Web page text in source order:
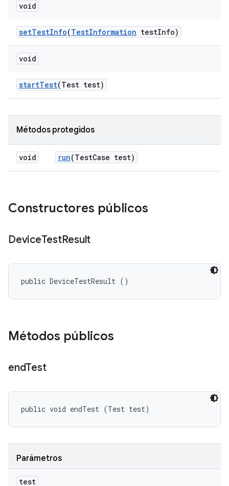
void
setTestInfo(TestInformation testInfo)
void
startTest(Test test)
Métodos protegidos
void run(TestCase test)
Constructores públicos
DeviceTestResult
public DeviceTestResult ()
Métodos públicos
endTest
public void endTest (Test test)
Parámetros
test